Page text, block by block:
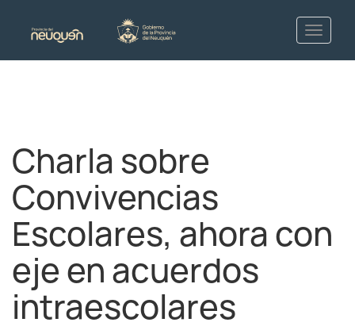
Charla sobre
Convivencias
Escolares, ahora con
eje en acuerdos
intraescolares